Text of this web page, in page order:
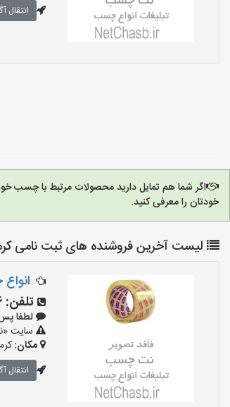
انتقال
اگر شما هم تمایل دارید محصولات مرتبط با چسب
خودتان را معرفی کنید.
لیست آخرین فروشنده های ثبت نامی
تلفن:
لطفا پس
سایت
مکان:
انتقال